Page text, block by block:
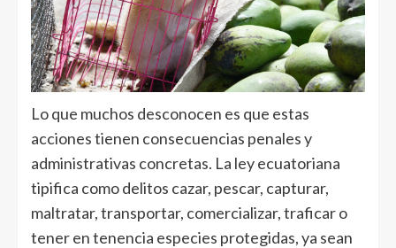
Lo que muchos desconocen es que estas
acciones tienen consecuencias penales y
administrativas concretas. La ley ecuatoriana
tipifica como delitos cazar, pescar, capturar,
maltratar, transportar, comercializar, traficar o
tener en tenencia especies protegidas, ya sean